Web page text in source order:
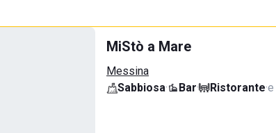
MiStò a Mare
Messina
Sabbiosa· Bar· Ristorante·e